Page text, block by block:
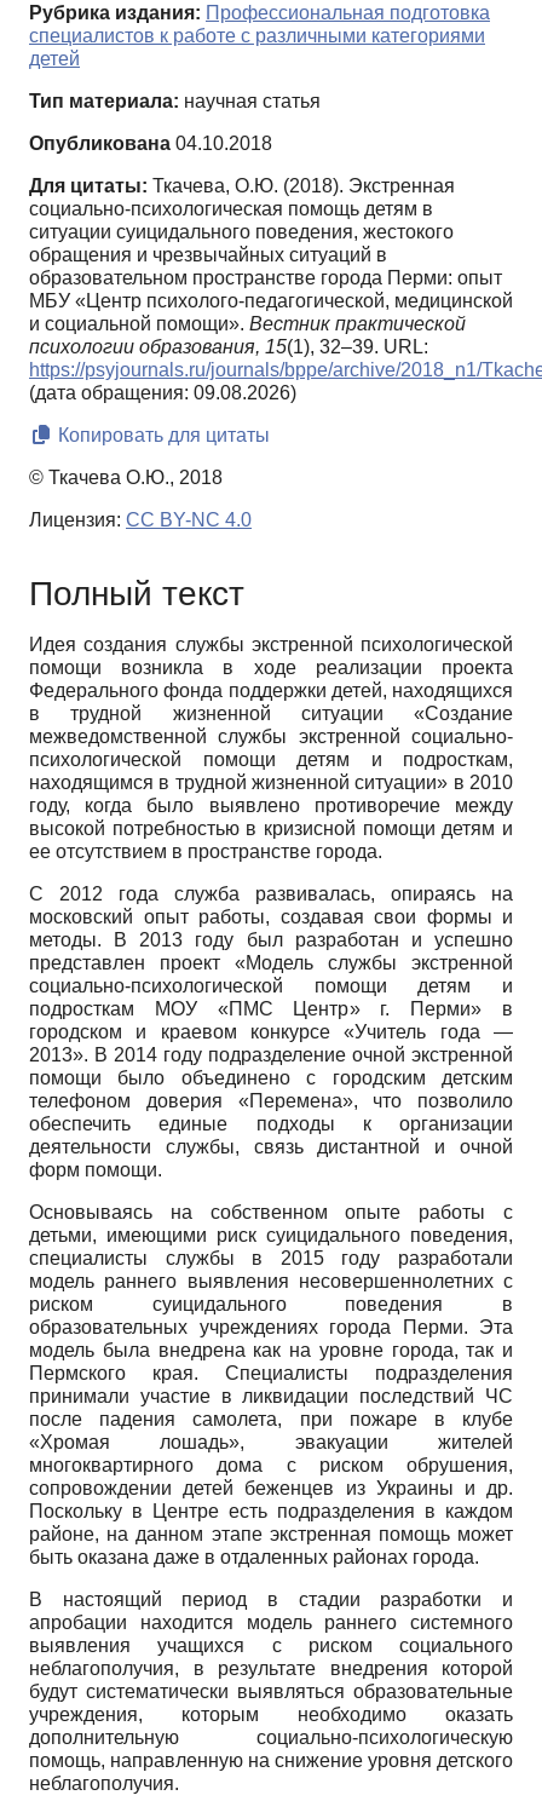
Рубрика издания: Профессиональная подготовка
специалистов к работе с различными категориями
детей
Тип материала: научная статья
Опубликована 04.10.2018
Для цитаты: Ткачева, О.Ю. (2018). Экстренная
социально-психологическая помощь детям в
ситуации суицидального поведения, жестокого
обращения и чрезвычайных ситуаций в
образовательном пространстве города Перми: опыт
МБУ «Центр психолого-педагогической, медицинской
и социальной помощи». Вестник практической
психологии образования, 15(1), 32–39. URL:
https://psyjournals.ru/journals/bppe/archive/2018_n1/
(дата обращения: 09.08.2026)
Копировать для цитаты
© Ткачева О.Ю., 2018
Лицензия: CC BY-NC 4.0
Полный текст
Идея создания службы экстренной психологической
помощи возникла в ходе реализации проекта
Федерального фонда поддержки детей, находящихся
в трудной жизненной ситуации «Создание
межведомственной службы экстренной социально-
психологической помощи детям и подросткам,
находящимся в трудной жизненной ситуации» в 2010
году, когда было выявлено противоречие между
высокой потребностью в кризисной помощи детям и
ее отсутствием в пространстве города.
С 2012 года служба развивалась, опираясь на
московский опыт работы, создавая свои формы и
методы. В 2013 году был разработан и успешно
представлен проект «Модель службы экстренной
социально-психологической помощи детям и
подросткам МОУ «ПМС Центр» г. Перми» в
городском и краевом конкурсе «Учитель года —
2013». В 2014 году подразделение очной экстренной
помощи было объединено с городским детским
телефоном доверия «Перемена», что позволило
обеспечить единые подходы к организации
деятельности службы, связь дистантной и очной
форм помощи.
Основываясь на собственном опыте работы с
детьми, имеющими риск суицидального поведения,
специалисты службы в 2015 году разработали
модель раннего выявления несовершеннолетних с
риском суицидального поведения в
образовательных учреждениях города Перми. Эта
модель была внедрена как на уровне города, так и
Пермского края. Специалисты подразделения
принимали участие в ликвидации последствий ЧС
после падения самолета, при пожаре в клубе
«Хромая лошадь», эвакуации жителей
многоквартирного дома с риском обрушения,
сопровождении детей беженцев из Украины и др.
Поскольку в Центре есть подразделения в каждом
районе, на данном этапе экстренная помощь может
быть оказана даже в отдаленных районах города.
В настоящий период в стадии разработки и
апробации находится модель раннего системного
выявления учащихся с риском социального
неблагополучия, в результате внедрения которой
будут систематически выявляться образовательные
учреждения, которым необходимо оказать
дополнительную социально-психологическую
помощь, направленную на снижение уровня детского
неблагополучия.